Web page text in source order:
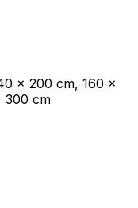
x 200 cm, 160 x
300 cm